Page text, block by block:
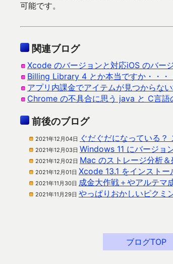
可能です。
関連ブログ
Xcode のバージョンと対応iOS のバー
Billing Library 4 とか本当ですか・・・
アプリ内課金でアイテムが見つからな
Chrome の不具合に思う java と C言語
前後のブログ
2021年12月04日 ぐだぐだになっている？
2021年12月03日 Windows 11 にバージョ
2021年12月02日 Mac のストレージ分析＆
2021年12月01日 Xcode 13.1 をインストー
2021年11月30日 成金大作戦＋やアルテマ
2021年11月29日 やっぱりおかしいピクミ
ブログTOP